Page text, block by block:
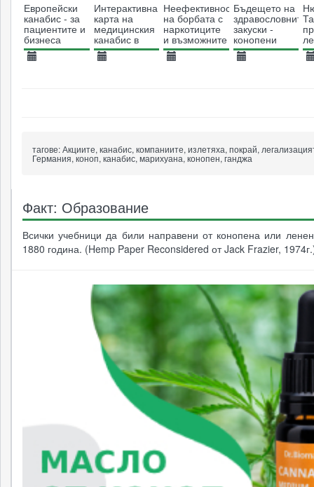
Европейски
канабис - за
пациентите и
бизнеса
Интерактивна
карта на
медицинския
канабис в
Европейския
съюз
Неефективността
на борбата с
наркотиците
и възможните
решения
Бъдещето на
здравословните
закуски -
конопени
крекери
тагове:Акциите, канабис, компаниите, излетяха, покрай,
Германия, коноп, канабис, марихуана, конопен, ганджа
Факт: Образование
Всички учебници да били направени от конопена или
1880 година. (Hemp Paper Reconsidered от Jack Frazier,